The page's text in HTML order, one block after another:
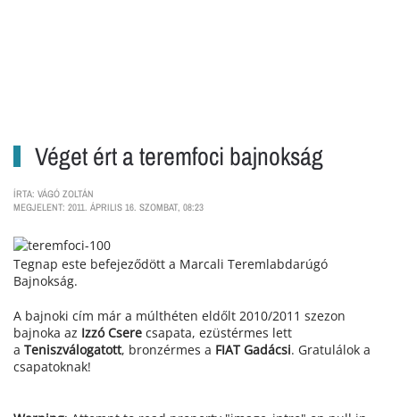
Véget ért a teremfoci bajnokság
ÍRTA: VÁGÓ ZOLTÁN
MEGJELENT: 2011. ÁPRILIS 16. SZOMBAT, 08:23
Tegnap este befejeződött a Marcali Teremlabdarúgó
Bajnokság.
A bajnoki cím már a múlthéten eldőlt 2010/2011 szezon
bajnoka az Izzó Csere csapata, ezüstérmes lett
a Teniszválogatott, bronzérmes a FIAT Gadácsi. Gratulálok a
csapatoknak!